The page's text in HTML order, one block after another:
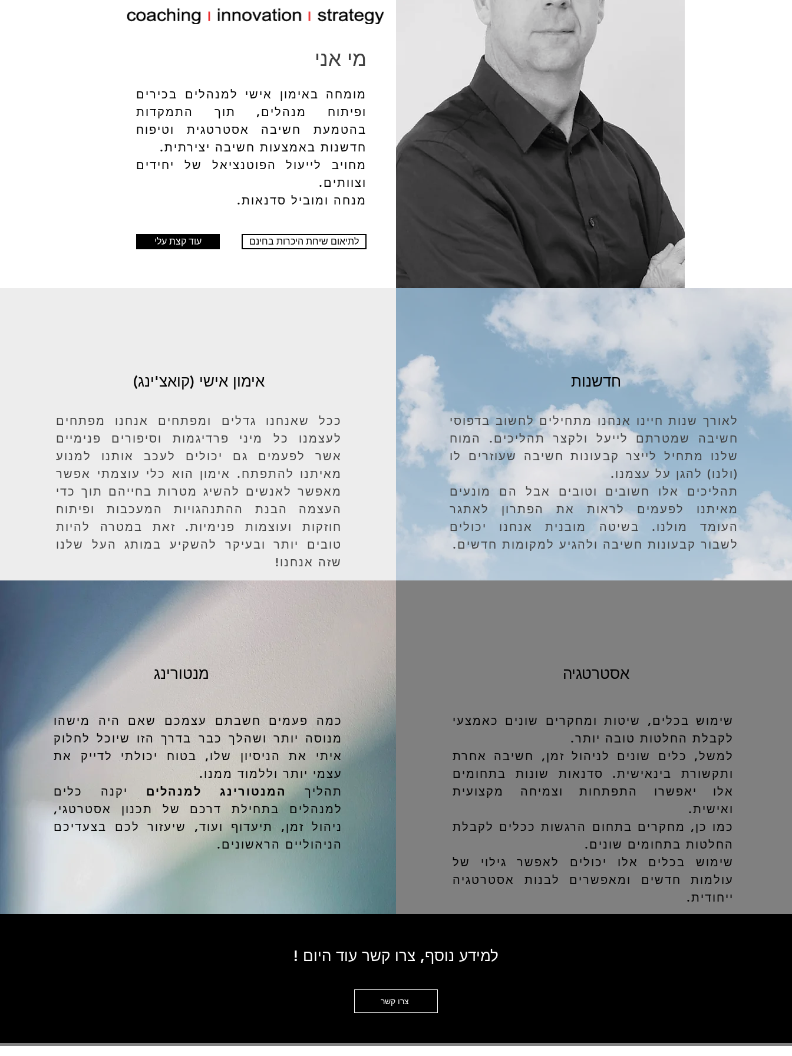
מי אני
מומחה באימון אישי למנהלים בכירים
ופיתוח מנהלים, תוך התמקדות
בהטמעת חשיבה אסטרטגית וטיפוח
חדשנות באמצעות חשיבה יצירתית.
​מחויב לייעול הפוטנציאל של יחידים
וצוותים.
מנחה ומוביל סדנאות.
עוד קצת עלי לתיאום שיחת היכרות בחינם
אימון אישי (קואצ'ינג)
ככל שאנחנו גדלים ומפתחים אנחנו מפתחים
לעצמנו כל מיני פרדיגמות וסיפורים פנימיים
אשר לפעמים גם יכולים לעכב אותנו למנוע
מאיתנו להתפתח. אימון הוא כלי עוצמתי אפשר
מאפשר לאנשים להשיג מטרות בחייהם תוך כדי
העצמה הבנת ההתנהגויות המעכבות ופיתוח
חוזקות ועוצמות פנימיות. זאת במטרה להיות
טובים יותר ובעיקר להשקיע במותג העל שלנו
שזה אנחנו!
חדשנות
לאורך שנות חיינו אנחנו מתחילים לחשוב בדפוסי
חשיבה שמטרתם לייעל ולקצר תהליכים. המוח
שלנו מתחיל לייצר קבעונות חשיבה שעוזרים לו
(ולנו) להגן על עצמנו.
תהליכים אלו חשובים וטובים אבל הם מונעים
מאיתנו לפעמים לראות את הפתרון לאתגר
העומד מולנו. בשיטה מובנית אנחנו יכולים
לשבור קבעונות חשיבה ולהגיע למקומות חדשים.
מנטורינג
כמה פעמים חשבתם עצמכם שאם היה מישהו
מנוסה יותר ושהלך כבר בדרך הזו שיוכל לחלוק
איתי את הניסיון שלו, בטוח יכולתי לדייק את
עצמי יותר וללמוד ממנו.
​תהליך
המנטורינג למנהלים יקנה כלים
למנהלים בתחילת דרכם של תכנון אסטרטגי,
ניהול זמן, תיעדוף ועוד, שיעזור לכם בצעדיכם
הניהוליים הראשונים.
אסטרטגיה
שימוש בכלים, שיטות ומחקרים שונים כאמצעי
לקבלת החלטות טובה יותר.
למשל, כלים שונים לניהול זמן, חשיבה אחרת
ותקשורת בינאישית. סדנאות שונות בתחומים
אלו יאפשרו התפתחות וצמיחה מקצועית
ואישית.
כמו כן, מחקרים בתחום הרגשות ככלים לקבלת
החלטות בתחומים שונים.
שימוש בכלים אלו יכולים לאפשר גילוי של
עולמות חדשים ומאפשרים לבנות אסטרטגיה
ייחודית.
למידע נוסף, צרו קשר עוד היום !
צרו קשר